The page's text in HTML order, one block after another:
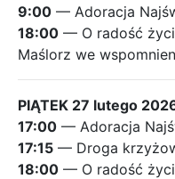
9:00 — Adoracja
18:00 — O radość
Maślorz we
PIĄTEK 27 lutego
17:00 — Adoracja
17:15 — Droga
18:00 — O radość